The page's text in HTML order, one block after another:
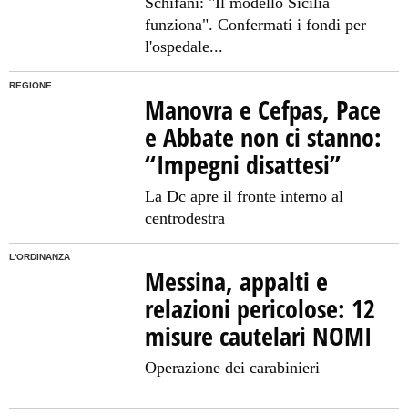
funziona". Confermati i fondi per
l'ospedale...
REGIONE
Manovra e Cefpas, Pace
e Abbate non ci stanno:
“Impegni disattesi”
La Dc apre il fronte interno al
centrodestra
L'ORDINANZA
Messina, appalti e
relazioni pericolose: 12
misure cautelari NOMI
Operazione dei carabinieri